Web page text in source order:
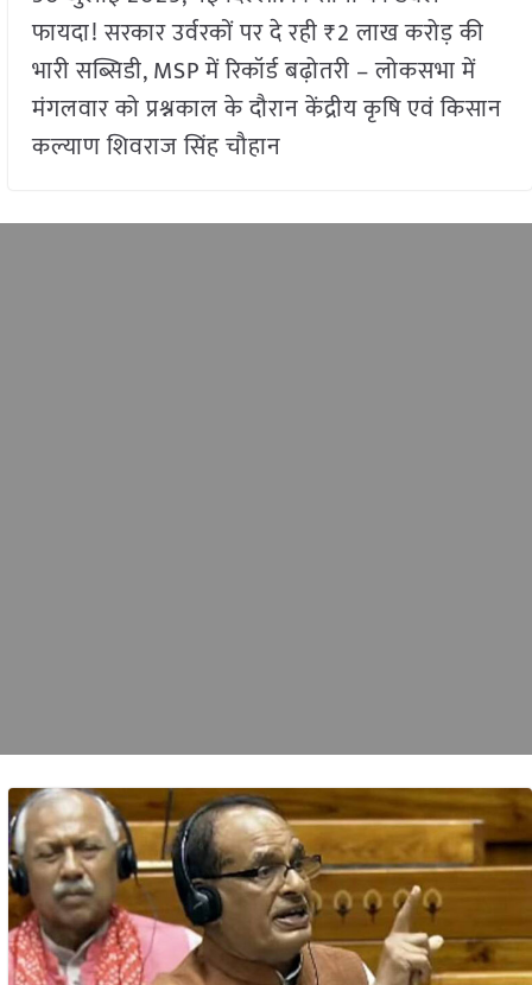
फायदा! सरकार उर्वरकों पर दे रही ₹2 लाख करोड़ की
भारी सब्सिडी, MSP में रिकॉर्ड बढ़ोतरी – लोकसभा में
मंगलवार को प्रश्नकाल के दौरान केंद्रीय कृषि एवं किसान
कल्याण शिवराज सिंह चौहान